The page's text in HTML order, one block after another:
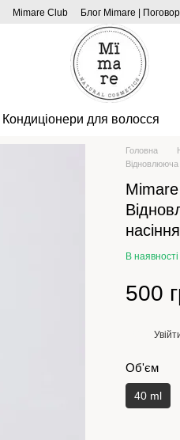
Mimare Club Блог Mimare |
Кондиціонери для волосся
Головна
Відновлююча
насіння
В наявності
500
Об'єм
40 ml